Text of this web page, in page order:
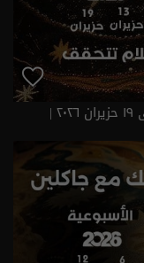
اسرار الفلك مع جاكلين عقيقي | من ١٣ الى ١٩ حزيران ٢٠٢٦ |